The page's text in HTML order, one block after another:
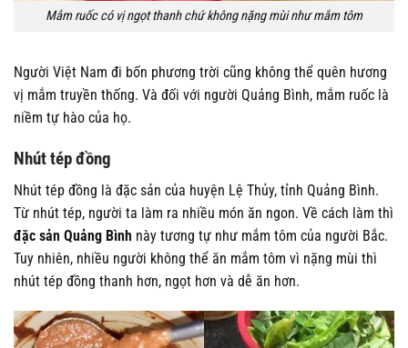
Mắm ruốc có vị ngọt thanh chứ không nặng mùi như mắm tôm
Người Việt Nam đi bốn phương trời cũng không thể quên hương
vị mắm truyền thống. Và đối với người Quảng Bình, mắm ruốc là
niềm tự hào của họ.
Nhút tép đồng
Nhút tép đồng là đặc sản của huyện Lệ Thủy, tỉnh Quảng Bình.
Từ nhút tép, người ta làm ra nhiều món ăn ngon. Về cách làm thì
đặc sản Quảng Bình này tương tự như mắm tôm của người Bắc.
Tuy nhiên, nhiều người không thể ăn mắm tôm vì nặng mùi thì
nhút tép đồng thanh hơn, ngọt hơn và dễ ăn hơn.